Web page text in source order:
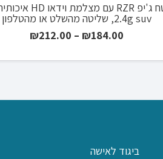
2.4g suv, שליטה מהשלט או מהטלפון
₪184.00
–
₪212.00
⁦₪212.00⁩
ביגוד לאישה